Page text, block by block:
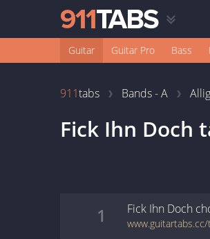
Guitar Guitar Pro Bass
911tabs Bands - A
Fick Ihn Doch
1 Fick Ihn Doch